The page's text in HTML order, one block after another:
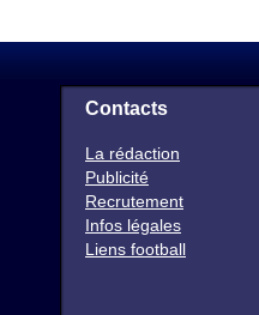
Contacts
La rédaction
Publicité
Recrutement
Infos légales
Liens football